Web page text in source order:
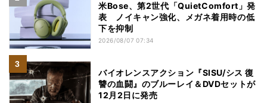
米Bose、第2世代「QuietComfort」発
表 ノイキャン強化、メガネ着用時の低
下を抑制
2026/08/07 07:34
バイオレンスアクション『SISU/シス 復
讐の血闘』のブルーレイ＆DVDセットが
12月2日に発売